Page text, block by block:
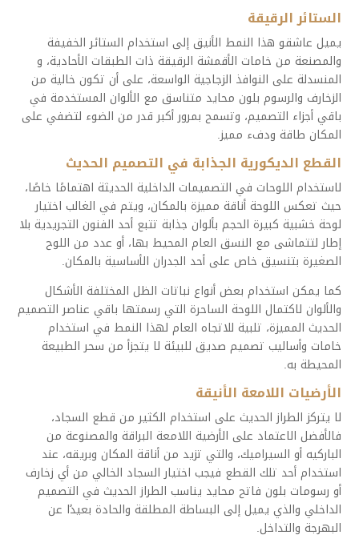
الستائر الرقيقة
يميل عاشقو هذا النمط الأنيق إلى استخدام الستائر الخفيفة
والمصنعة من خامات الأقمشة الرقيقة ذات الطبقات الأحادية، و
المنسدلة على النوافذ الزجاجية الواسعة، على أن تكون خالية من
الزخارف والرسوم بلون محايد متناسق مع الألوان المستخدمة في
باقي أجزاء التصميم، وتسمح بمرور أكبر قدر من الضوء لتضفي على
المكان طاقة ودفء مميز.
القطع الديكورية الجذابة في التصميم الحديث
لاستخدام اللوحات في التصميمات الداخلية الحديثة اهتمامًا خاصًا،
حيث تعكس اللوحة أناقة مميزة بالمكان، ويتم في الغالب اختيار
لوحة خشبية كبيرة الحجم بألوان جذابة تتبع أحد الفنون التجريدية بلا
إطار لتتماشى مع النسق العام المحيط بها، أو عدد من اللوح
الصغيرة بتنسيق خاص على أحد الجدران الأساسية بالمكان.
كما يمكن استخدام بعض أنواع نباتات الظل المختلفة الأشكال
والألوان لاكتمال اللوحة الساحرة التي رسمتها باقي عناصر التصميم
الحديث المميزة، تلبية للاتجاه العام لهذا النمط في استخدام
خامات وأساليب تصميم صديق للبيئة لا يتجزأ من سحر الطبيعة
المحيطة به.
الأرضيات اللامعة الأنيقة
لا يتركز الطراز الحديث على استخدام الكثير من قطع السجاد،
فالأفضل الاعتماد على الأرضية اللامعة البراقة والمصنوعة من
الباركيه أو السيراميك، والتي تزيد من أناقة المكان وبريقه، عند
استخدام أحد تلك القطع فيجب اختيار السجاد الخالي من أي زخارف
أو رسومات بلون فاتح محايد يناسب الطراز الحديث في التصميم
الداخلي والذي يميل إلى البساطة المطلقة والحادة بعيدًا عن
البهرجة والتداخل.